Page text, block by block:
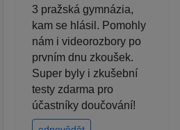
3 pražská gymnázia,
kam se hlásil. Pomohly
nám i videorozbory po
prvním dnu zkoušek.
Super byly i zkušební
testy zdarma pro
účastníky doučování!